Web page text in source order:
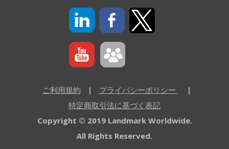
ご利用規約 | プライバシーポリシー
|
特定商取引法に基づく表記
Copyright © 2019 Landmark Worldwide.
All Rights Reserved.